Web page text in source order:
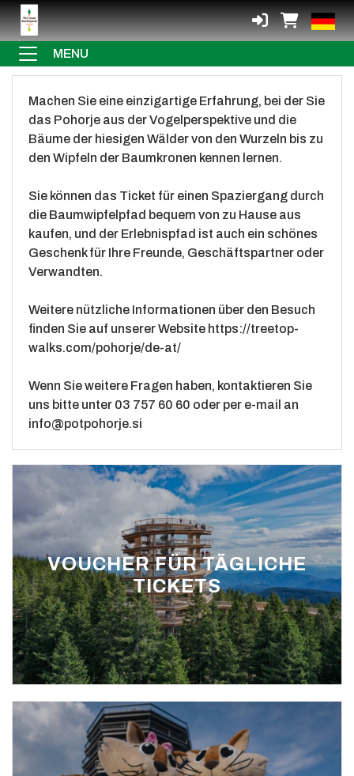
MENU
Machen Sie eine einzigartige Erfahrung, bei der Sie
das Pohorje aus der Vogelperspektive und die
Bäume der hiesigen Wälder von den Wurzeln bis zu
den Wipfeln der Baumkronen kennen lernen.
Sie können das Ticket für einen Spaziergang durch
die Baumwipfelpfad bequem von zu Hause aus
kaufen, und der Erlebnispfad ist auch ein schönes
Geschenk für Ihre Freunde, Geschäftspartner oder
Verwandten.
Weitere nützliche Informationen über den Besuch
finden Sie auf unserer Website https://treetop-
walks.com/pohorje/de-at/
Wenn Sie weitere Fragen haben, kontaktieren Sie
uns bitte unter 03 757 60 60 oder per e-mail an
info@potpohorje.si
VOUCHER FÜR TÄGLICHE
TICKETS